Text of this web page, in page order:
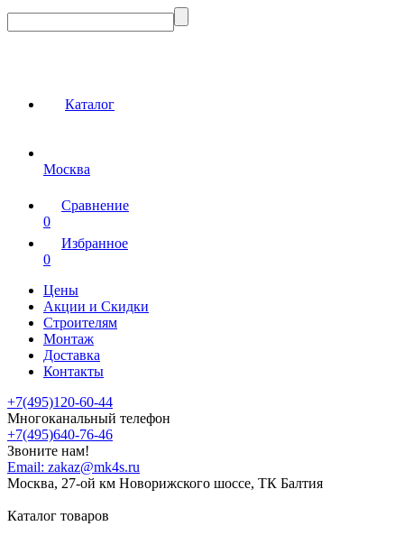
Каталог
Москва
Сравнение
0
Избранное
0
Цены
Акции и Скидки
Строителям
Монтаж
Доставка
Контакты
+7(495)120-60-44
Многоканальный телефон
+7(495)640-76-46
Звоните нам!
Email: zakaz@mk4s.ru
Москва, 27-ой км Новорижского шоссе, ТК Балтия
Каталог товаров